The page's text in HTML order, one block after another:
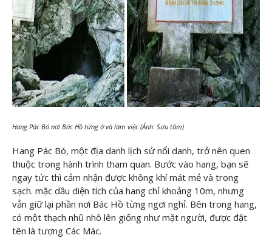
Hang Pác Bó nơi Bác Hồ từng ở và làm việc (Ảnh: Sưu tầm)
Hang Pác Bó, một địa danh lịch sử nổi danh, trở nên quen
thuộc trong hành trình tham quan. Bước vào hang, bạn sẽ
ngay tức thì cảm nhận được không khí mát mẻ và trong
sạch. mặc dầu diện tích của hang chỉ khoảng 10m, nhưng
vẫn giữ lại phần nơi Bác Hồ từng ngơi nghỉ. Bên trong hang,
có một thạch nhũ nhô lên giống như mặt người, được đặt
tên là tượng Các Mác.